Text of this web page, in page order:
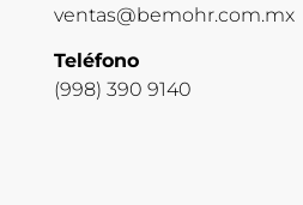
ventas@bemohr.com.mx
Teléfono
(998) 390 9140